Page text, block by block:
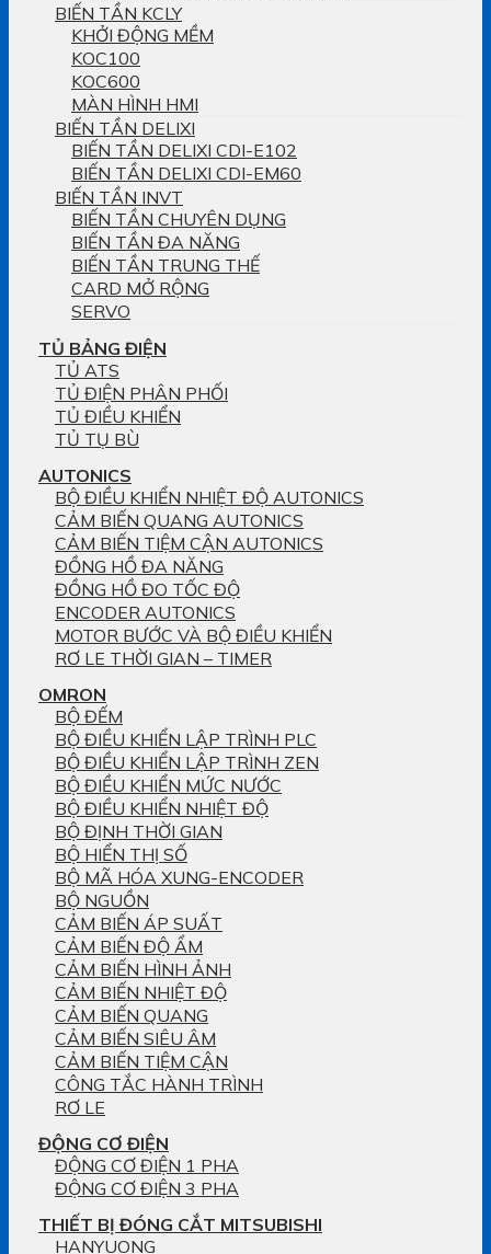
BIẾN TẦN KCLY
KHỞI ĐỘNG MỀM
KOC100
KOC600
MÀN HÌNH HMI
BIẾN TẦN DELIXI
BIẾN TẦN DELIXI CDI-E102
BIẾN TẦN DELIXI CDI-EM60
BIẾN TẦN INVT
BIẾN TẦN CHUYÊN DỤNG
BIẾN TẦN ĐA NĂNG
BIẾN TẦN TRUNG THẾ
CARD MỞ RỘNG
SERVO
TỦ BẢNG ĐIỆN
TỦ ATS
TỦ ĐIỆN PHÂN PHỐI
TỦ ĐIỀU KHIỂN
TỦ TỤ BÙ
AUTONICS
BỘ ĐIỀU KHIỂN NHIỆT ĐỘ AUTONICS
CẢM BIẾN QUANG AUTONICS
CẢM BIẾN TIỆM CẬN AUTONICS
ĐỒNG HỒ ĐA NĂNG
ĐỒNG HỒ ĐO TỐC ĐỘ
ENCODER AUTONICS
MOTOR BƯỚC VÀ BỘ ĐIỀU KHIỂN
RƠ LE THỜI GIAN – TIMER
OMRON
BỘ ĐẾM
BỘ ĐIỀU KHIỂN LẬP TRÌNH PLC
BỘ ĐIỀU KHIỂN LẬP TRÌNH ZEN
BỘ ĐIỀU KHIỂN MỨC NƯỚC
BỘ ĐIỀU KHIỂN NHIỆT ĐỘ
BỘ ĐỊNH THỜI GIAN
BỘ HIỂN THỊ SỐ
BỘ MÃ HÓA XUNG-ENCODER
BỘ NGUỒN
CẢM BIẾN ÁP SUẤT
CẢM BIẾN ĐỘ ẨM
CẢM BIẾN HÌNH ẢNH
CẢM BIẾN NHIỆT ĐỘ
CẢM BIẾN QUANG
CẢM BIẾN SIÊU ÂM
CẢM BIẾN TIỆM CẬN
CÔNG TẮC HÀNH TRÌNH
RƠ LE
ĐỘNG CƠ ĐIỆN
ĐỘNG CƠ ĐIỆN 1 PHA
ĐỘNG CƠ ĐIỆN 3 PHA
THIẾT BỊ ĐÓNG CẮT MITSUBISHI
HANYUONG